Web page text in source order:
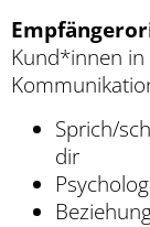
Kund*innen
Sprich/
dir